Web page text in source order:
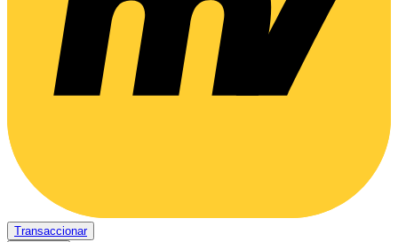
Transaccionar